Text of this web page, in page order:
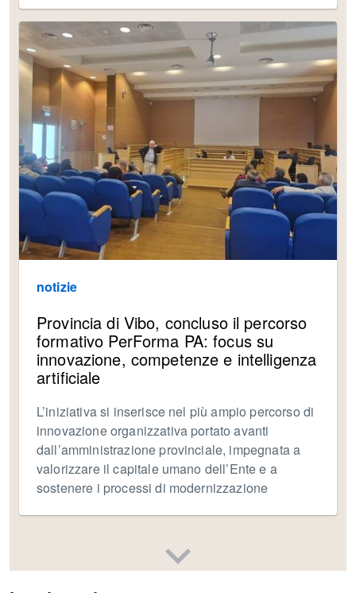
notizie
Provincia di Vibo, concluso il percorso
formativo PerForma PA: focus su
innovazione, competenze e intelligenza
artificiale
L’iniziativa si inserisce nel più ampio percorso di
innovazione organizzativa portato avanti
dall’amministrazione provinciale, impegnata a
valorizzare il capitale umano dell’Ente e a
sostenere i processi di modernizzazione